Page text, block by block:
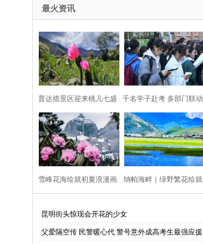
最火资讯
普达措景区迎来桃儿七盛
花期
千名学子赴考 多部门联动
护航
雪峰花海绘就初夏浪漫画
盛花期
纳帕海畔｜绿野繁花绘就
·昆明街头惊现会开花的少女
·父爱隔空传 民警暖心代 警号意外成高考生最强应援